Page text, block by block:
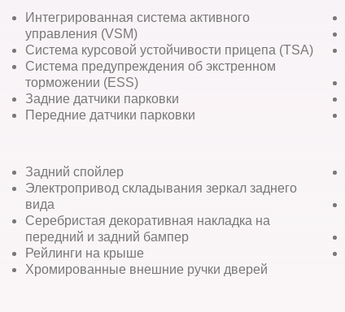
Интегрированная система активного
управления (VSM)
Система курсовой устойчивости прицепа (TSA)
Система предупреждения об экстренном
торможении (ESS)
Задние датчики парковки
Передние датчики парковки
Задний спойлер
Электропривод складывания зеркал заднего
вида
Серебристая декоративная накладка на
передний и задний бампер
Рейлинги на крыше
Хромированные внешние ручки дверей